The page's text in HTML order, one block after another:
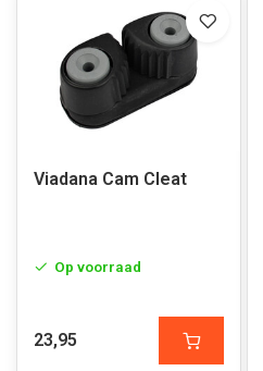
Viadana Cam Cleat
Op voorraad
23,95